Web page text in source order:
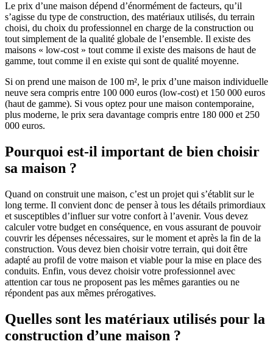
Le prix d’une maison dépend d’énormément de facteurs, qu’il
s’agisse du type de construction, des matériaux utilisés, du terrain
choisi, du choix du professionnel en charge de la construction ou
tout simplement de la qualité globale de l’ensemble. Il existe des
maisons « low-cost » tout comme il existe des maisons de haut de
gamme, tout comme il en existe qui sont de qualité moyenne.
Si on prend une maison de 100 m², le prix d’une maison individuelle
neuve sera compris entre 100 000 euros (low-cost) et 150 000 euros
(haut de gamme). Si vous optez pour une maison contemporaine,
plus moderne, le prix sera davantage compris entre 180 000 et 250
000 euros.
Pourquoi est-il important de bien choisir
sa maison ?
Quand on construit une maison, c’est un projet qui s’établit sur le
long terme. Il convient donc de penser à tous les détails primordiaux
et susceptibles d’influer sur votre confort à l’avenir. Vous devez
calculer votre budget en conséquence, en vous assurant de pouvoir
couvrir les dépenses nécessaires, sur le moment et après la fin de la
construction. Vous devez bien choisir votre terrain, qui doit être
adapté au profil de votre maison et viable pour la mise en place des
conduits. Enfin, vous devez choisir votre professionnel avec
attention car tous ne proposent pas les mêmes garanties ou ne
répondent pas aux mêmes prérogatives.
Quelles sont les matériaux utilisés pour la
construction d’une maison ?